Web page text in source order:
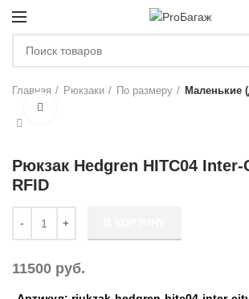
Главная Рюкзаки По размеру Маленькие
Рюкзак Hedgren HITC04
RFID
11500 руб.